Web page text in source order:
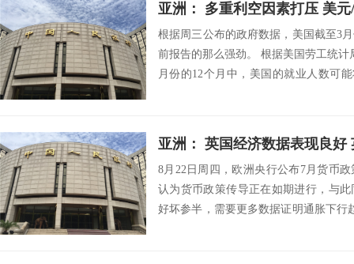
亚洲： 多重利空因素打压 美
根据周三公布的政府数据，美国截至3
前报告的那么强劲。 根据美国劳工统
月份的12个月中，美国的就业人数可
亚洲： 英国经济数据表现良好
8月22日周四，欧洲央行公布7月货币
认为货币政策传导正在如期进行，与
好坏参半，需要更多数据证明通胀下行